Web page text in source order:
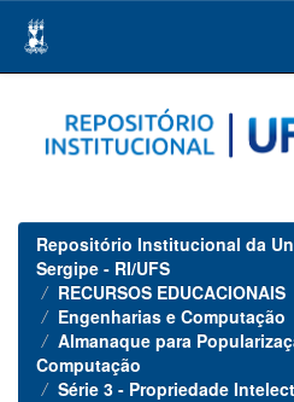
navigation
Repositório Institucional da
Sergipe - RI/UFS
RECURSOS EDUCACIONAIS
Engenharias e Computação
Almanaque para
Computação
Série 3 - Propriedade